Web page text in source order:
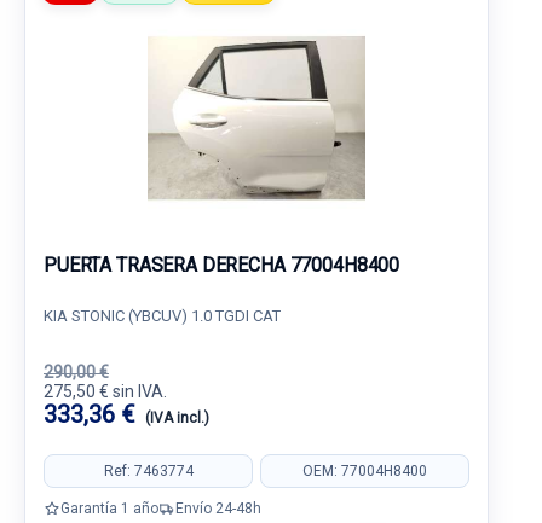
PUERTA TRASERA DERECHA 77004H8400
KIA STONIC (YBCUV) 1.0 TGDI CAT
290,00 €
275,50 € sin IVA.
333,36 € (IVA incl.)
Ref: 7463774 OEM: 77004H8400
Garantía 1 año Envío 24-48h